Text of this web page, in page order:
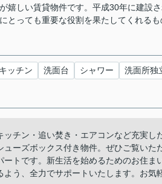
嬉しい賃貸物件です。平成30年に建設
とっても重要な役割を果たしてくれる
ッチン 洗面台 シャワー 洗面所独
ッチン・追い焚き・エアコンなど充実
ューズボックス付き物件。ぜひご覧い
ートです。新生活を始めるためのお住
よう、全力でサポートいたします。お気